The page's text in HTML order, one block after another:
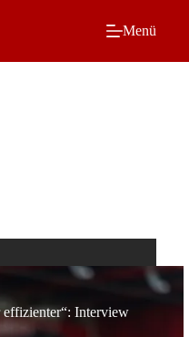
Menü
Interview